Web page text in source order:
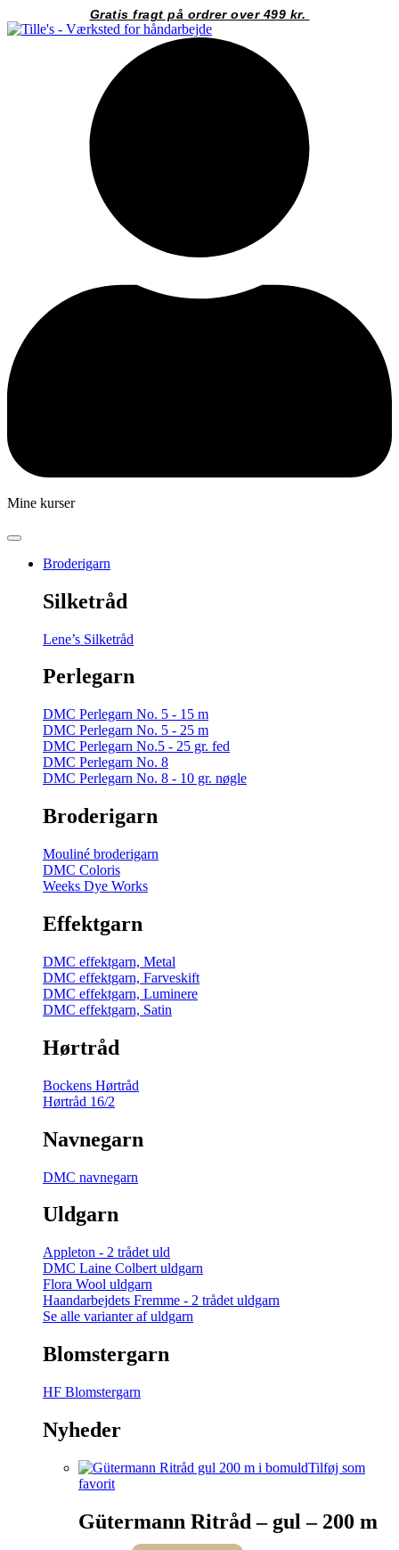
til
Gratis fragt på ordrer over 499 kr.
Mine kurser
Broderigarn
Silketråd
Lene’s Silketråd
Perlegarn
DMC Perlegarn No. 5 - 15 m
DMC Perlegarn No. 5 - 25 m
DMC Perlegarn No.5 - 25 gr. fed
DMC Perlegarn No. 8
DMC Perlegarn No. 8 - 10 gr. nøgle
Broderigarn
Mouliné broderigarn
DMC Coloris
Weeks Dye Works
Effektgarn
DMC effektgarn, Metal
DMC effektgarn, Farveskift
DMC effektgarn, Luminere
DMC effektgarn, Satin
Hørtråd
Bockens Hørtråd
Hørtråd 16/2
Navnegarn
DMC navnegarn
Uldgarn
Appleton - 2 trådet uld
DMC Laine Colbert uldgarn
Flora Wool uldgarn
Haandarbejdets Fremme - 2 trådet uldgarn
Se alle varianter af uldgarn
Blomstergarn
HF Blomstergarn
Nyheder
Tilføj som
favorit
Gütermann Ritråd – gul – 200 m